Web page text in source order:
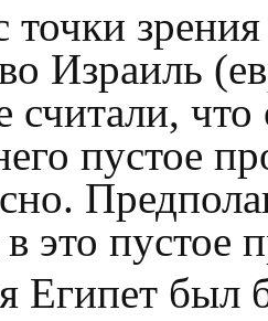
точки
Израиль
считали,
пустое
в это пустое
Египет был